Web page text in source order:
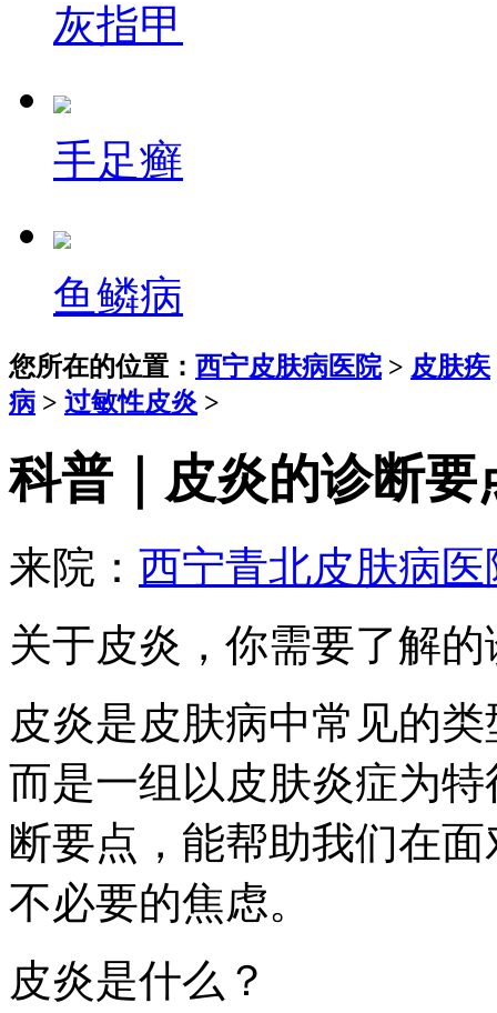
灰指甲
手足癣
鱼鳞病
您所在的位置： 西宁皮肤病医院> 皮肤疾
病 > 过敏性皮炎 >
科普｜皮炎的诊断
来院： 西宁青北皮肤病医
关于皮炎，你需要了解
皮炎是皮肤病中常见的
而是一组以皮肤炎症为
断要点，能帮助我们在
不必要的焦虑。
皮炎是什么？